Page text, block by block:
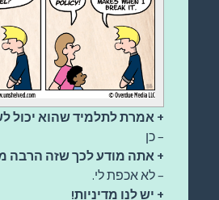
+ אמרת לתלמיד שהוא יכול
– כן
+ אתה מודע לכך שזה הרבה
– לא אכפת לי.
+ יש לנו מדיניות!